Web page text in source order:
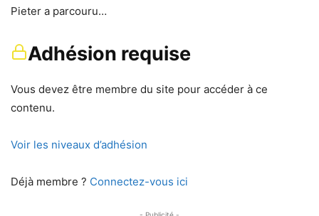
Pieter a parcouru…
Adhésion requise
Vous devez être membre du site pour accéder à ce
contenu.
Voir les niveaux d’adhésion
Déjà membre ? Connectez-vous ici